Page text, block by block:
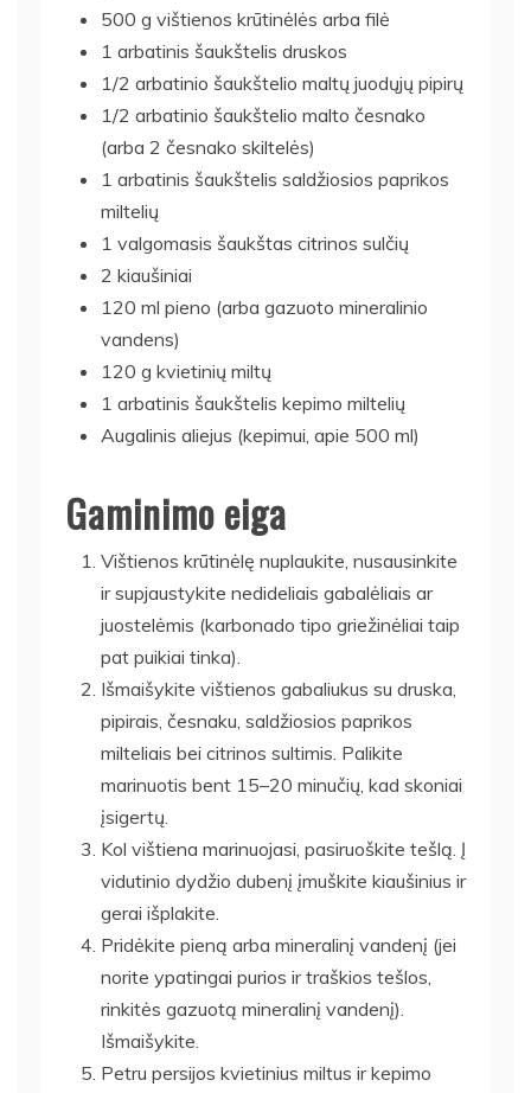
500 g vištienos krūtinėlės arba filė
1 arbatinis šaukštelis druskos
1/2 arbatinio šaukštelio maltų juodųjų pipirų
1/2 arbatinio šaukštelio malto česnako
(arba 2 česnako skiltelės)
1 arbatinis šaukštelis saldžiosios paprikos
miltelių
1 valgomasis šaukštas citrinos sulčių
2 kiaušiniai
120 ml pieno (arba gazuoto mineralinio
vandens)
120 g kvietinių miltų
1 arbatinis šaukštelis kepimo miltelių
Augalinis aliejus (kepimui, apie 500 ml)
Gaminimo eiga
Vištienos krūtinėlę nuplaukite, nusausinkite
ir supjaustykite nedideliais gabalėliais ar
juostelėmis (karbonado tipo griežinėliai taip
pat puikiai tinka).
Išmaišykite vištienos gabaliukus su druska,
pipirais, česnaku, saldžiosios paprikos
milteliais bei citrinos sultimis. Palikite
marinuotis bent 15–20 minučių, kad skoniai
įsigertų.
Kol vištiena marinuojasi, pasiruoškite tešlą. Į
vidutinio dydžio dubenį įmuškite kiaušinius ir
gerai išplakite.
Pridėkite pieną arba mineralinį vandenį (jei
norite ypatingai purios ir traškios tešlos,
rinkitės gazuotą mineralinį vandenį).
Išmaišykite.
Petru persijos kvietinius miltus ir kepimo